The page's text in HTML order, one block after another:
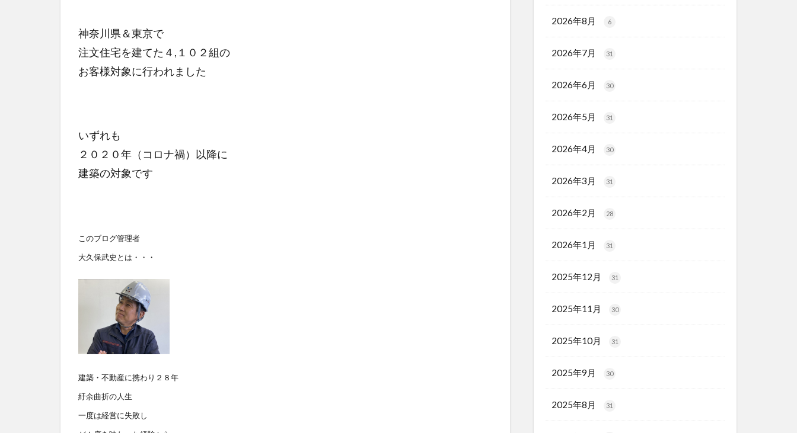
神奈川県＆東京で
注文住宅を建てた４,１０２組の
お客様対象に行われました
いずれも
２０２０年（コロナ禍）以降に
建築の対象です
このブログ管理者
大久保武史とは・・・
建築・不動産に携わり２８年
紆余曲折の人生
一度は経営に失敗し
2026年8月 6
2026年7月 31
2026年6月 30
2026年5月 31
2026年4月 30
2026年3月 31
2026年2月 28
2026年1月 31
2025年12月 31
2025年11月 30
2025年10月 31
2025年9月 30
2025年8月 31